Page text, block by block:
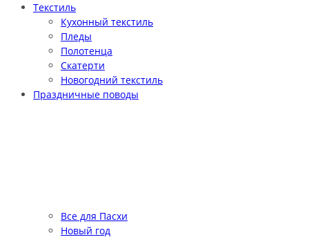
Текстиль
Кухонный текстиль
Пледы
Полотенца
Скатерти
Новогодний текстиль
Праздничные поводы
Все для Пасхи
Новый год